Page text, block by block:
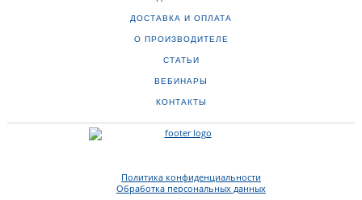
ДОСТАВКА И ОПЛАТА
О ПРОИЗВОДИТЕЛЕ
СТАТЬИ
ВЕБИНАРЫ
КОНТАКТЫ
Политика конфиденциальности
Обработка персональных данных